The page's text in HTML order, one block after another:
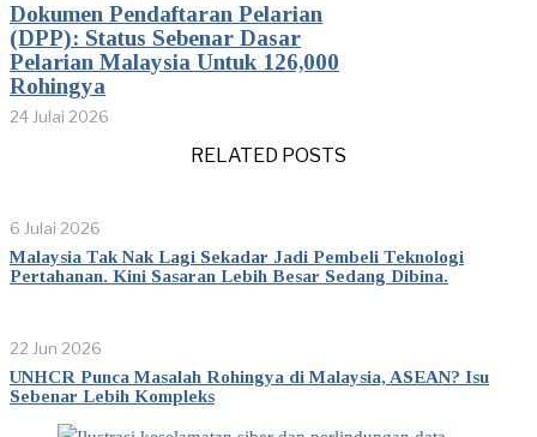
Dokumen Pendaftaran Pelarian
(DPP): Status Sebenar Dasar
Pelarian Malaysia Untuk 126,000
Rohingya
24 Julai 2026
RELATED POSTS
6 Julai 2026
Malaysia Tak Nak Lagi Sekadar Jadi Pembeli Teknologi
Pertahanan. Kini Sasaran Lebih Besar Sedang Dibina.
22 Jun 2026
UNHCR Punca Masalah Rohingya di Malaysia, ASEAN? Isu
Sebenar Lebih Kompleks